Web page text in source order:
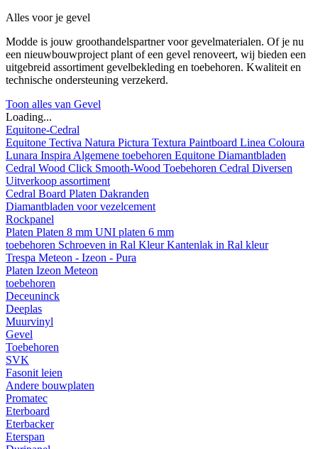
Alles voor je gevel
Modde is jouw groothandelspartner voor gevelmaterialen. Of je nu
een nieuwbouwproject plant of een gevel renoveert, wij bieden een
uitgebreid assortiment gevelbekleding en toebehoren. Kwaliteit en
technische ondersteuning verzekerd.
Toon alles van Gevel
Loading...
Equitone-Cedral
Equitone Tectiva Natura Pictura Textura Paintboard Linea Coloura
Lunara Inspira Algemene toebehoren Equitone Diamantbladen
Cedral Wood Click Smooth-Wood Toebehoren Cedral Diversen
Uitverkoop assortiment
Cedral Board Platen Dakranden
Diamantbladen voor vezelcement
Rockpanel
Platen Platen 8 mm UNI platen 6 mm
toebehoren Schroeven in Ral KleurKantenlak in Ral kleur
Trespa Meteon - Izeon - Pura
Platen Izeon Meteon
toebehoren
Deceuninck
Deeplas
Muurvinyl
Gevel
Toebehoren
SVK
Fasonit leien
Andere bouwplaten
Promatec
Eterboard
Eterbacker
Eterspan